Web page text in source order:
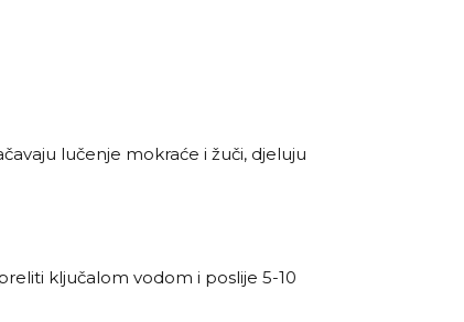
lučenje mokraće i žuči, djeluju
ključalom vodom i poslije 5-10